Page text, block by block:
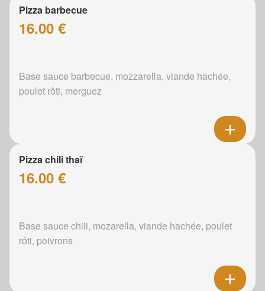
Pizza barbecue
16.00 €
Base sauce barbecue, mozzarella, viande hachée,
poulet rôti, merguez
Pizza chili thaï
16.00 €
Base sauce chili, mozarella, viande hachée, poulet
rôti, poivrons